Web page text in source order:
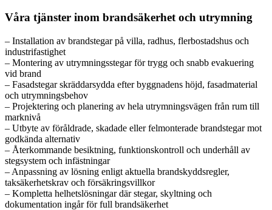
Våra tjänster inom brandsäkerhet och utrymning
– Installation av brandstegar på villa, radhus, flerbostadshus och
industrifastighet
– Montering av utrymningsstegar för trygg och snabb evakuering
vid brand
– Fasadstegar skräddarsydda efter byggnadens höjd, fasadmaterial
och utrymningsbehov
– Projektering och planering av hela utrymningsvägen från rum till
marknivå
– Utbyte av föråldrade, skadade eller felmonterade brandstegar mot
godkända alternativ
– Återkommande besiktning, funktionskontroll och underhåll av
stegsystem och infästningar
– Anpassning av lösning enligt aktuella brandskyddsregler,
taksäkerhetskrav och försäkringsvillkor
– Kompletta helhetslösningar där stegar, skyltning och
dokumentation ingår för full brandsäkerhet